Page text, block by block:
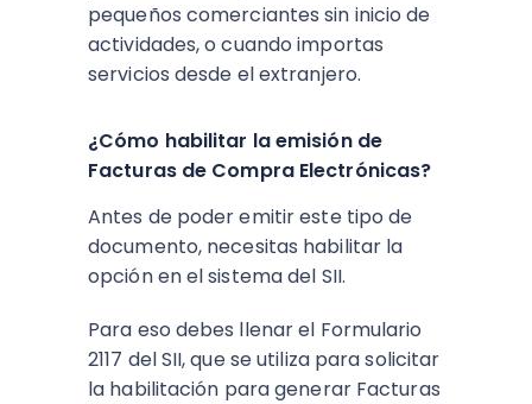
pequeños comerciantes sin inicio de
actividades, o cuando importas
servicios desde el extranjero.
¿Cómo habilitar la emisión de
Facturas de Compra Electrónicas?
Antes de poder emitir este tipo de
documento, necesitas habilitar la
opción en el sistema del SII.
Para eso debes llenar el Formulario
2117 del SII, que se utiliza para solicitar
la habilitación para generar Facturas